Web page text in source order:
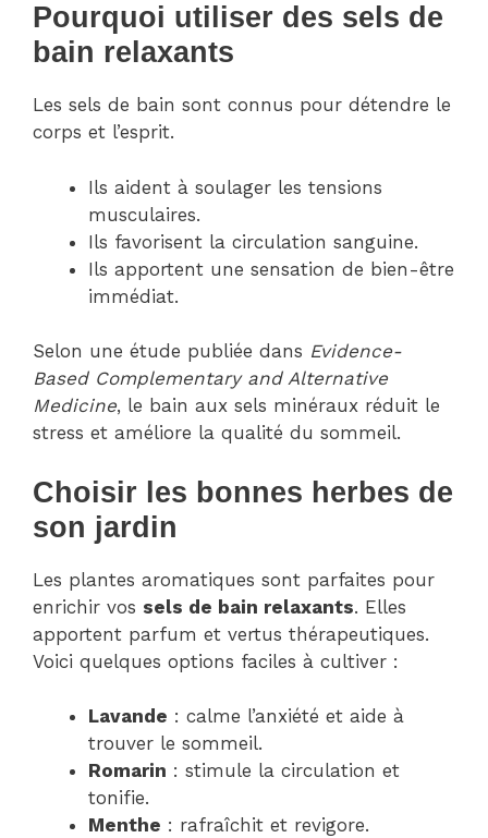
Pourquoi utiliser des sels de
bain relaxants
Les sels de bain sont connus pour détendre le
corps et l’esprit.
Ils aident à soulager les tensions
musculaires.
Ils favorisent la circulation sanguine.
Ils apportent une sensation de bien-être
immédiat.
Selon une étude publiée dans Evidence-
Based Complementary and Alternative
Medicine, le bain aux sels minéraux réduit le
stress et améliore la qualité du sommeil.
Choisir les bonnes herbes de
son jardin
Les plantes aromatiques sont parfaites pour
enrichir vos sels de bain relaxants. Elles
apportent parfum et vertus thérapeutiques.
Voici quelques options faciles à cultiver :
Lavande : calme l’anxiété et aide à
trouver le sommeil.
Romarin : stimule la circulation et
tonifie.
Menthe : rafraîchit et revigore.